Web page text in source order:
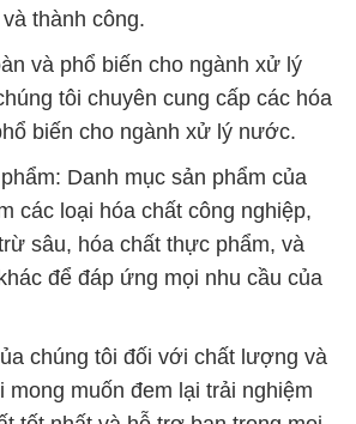
thành công.
và phổ biến cho ngành xử lý
tôi chuyên cung cấp các hóa
biến cho ngành xử lý nước.
Danh mục sản phẩm của
các loại hóa chất công nghiệp,
sâu, hóa chất thực phẩm, và
để đáp ứng mọi nhu cầu của
chúng tôi đối với chất lượng và
mong muốn đem lại trải nghiệm